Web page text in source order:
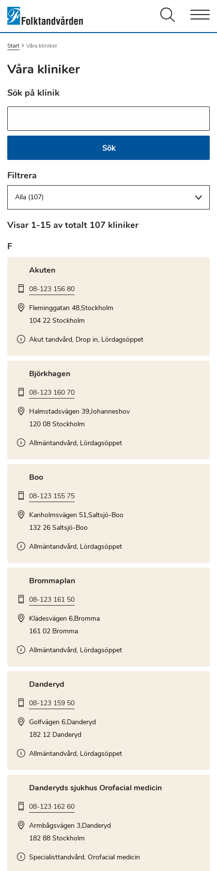
Start Du är här:
Våra kliniker
Våra kliniker
Sök på klinik
Sök
Filtrera
Alla (107)
Visar 1-15 av totalt 107 kliniker
F
Akuten
08-123 156 80
Fleminggatan 48,Stockholm
104 22 Stockholm
Akut tandvård, Drop in, Lördagsöppet
Björkhagen
08-123 160 70
Halmstadsvägen 39,Johanneshov
120 08 Stockholm
Allmäntandvård, Lördagsöppet
Boo
08-123 155 75
Kanholmsvägen 51,Saltsjö-Boo
132 26 Saltsjö-Boo
Allmäntandvård, Lördagsöppet
Brommaplan
08-123 161 50
Klädesvägen 6,Bromma
161 02 Bromma
Allmäntandvård, Lördagsöppet
Danderyd
08-123 159 50
Golfvägen 6,Danderyd
182 12 Danderyd
Allmäntandvård, Lördagsöppet
Danderyds sjukhus Orofacial medicin
08-123 162 60
Armbågsvägen 3,Danderyd
182 88 Stockholm
Specialisttandvård, Orofacial medicin